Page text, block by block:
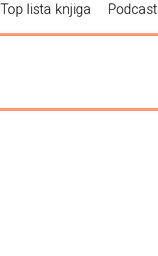
Top lista knjiga Podcast